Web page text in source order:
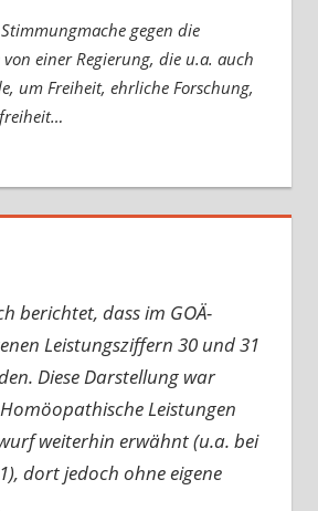
gegen die
einer Regierung, die u.a. auch
um Freiheit, ehrliche Forschung,
berichtet, dass im GOÄ-
Leistungsziffern 30 und 31
Diese Darstellung war
Leistungen
weiterhin erwähnt (u.a. bei
dort jedoch ohne eigene